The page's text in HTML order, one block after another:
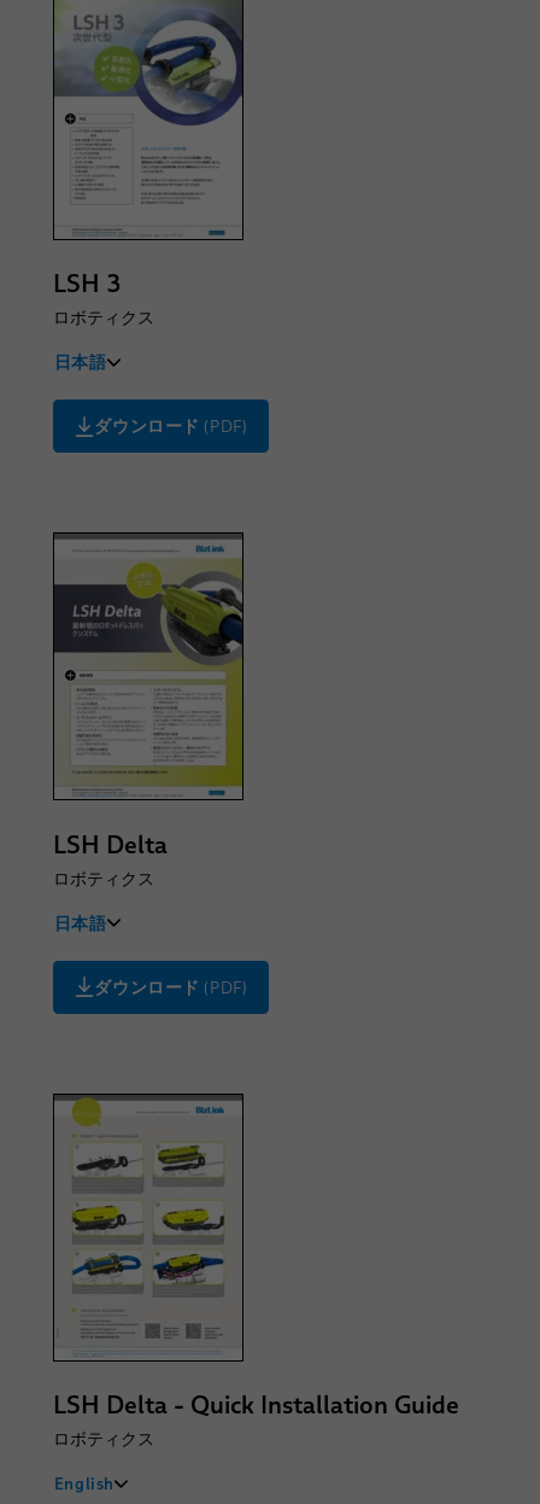
LSH 3
ロボティクス
日本語
English
Deutsch
中文
ダウンロード (PDF)
LSH Delta
ロボティクス
日本語
Deutsch
한국어
Español
中文
ダウンロード (PDF)
LSH Delta - Quick Installation Guide
ロボティクス
English